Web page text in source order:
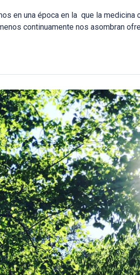
en una época en la que la medicina
continuamente nos asombran